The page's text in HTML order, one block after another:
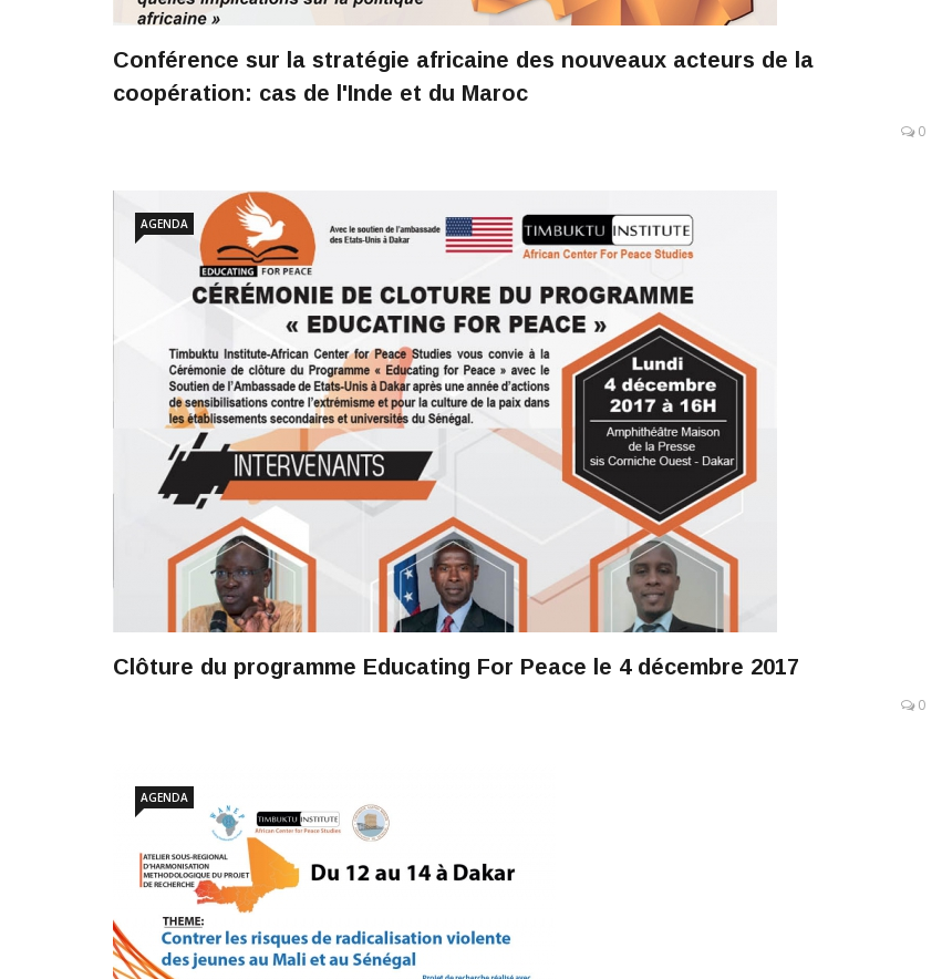
Conférence sur la stratégie africaine des nouveaux acteurs de la
coopération: cas de l'Inde et du Maroc
0
AGENDA
Clôture du programme Educating For Peace le 4 décembre 2017
0
AGENDA